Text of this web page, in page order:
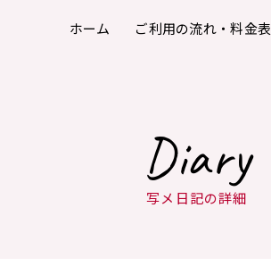
ホーム ご利用の流れ・料金表
Diary
写メ日記の詳細